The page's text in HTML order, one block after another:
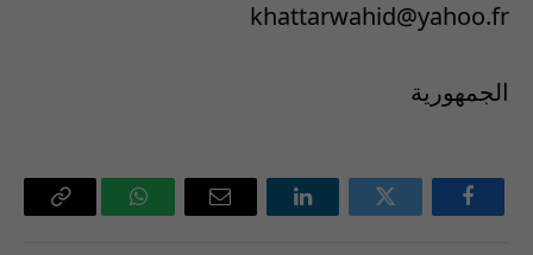
khattarwahid@yahoo.fr
الجمهورية
فيسبوك تويتر لينكدإن
البريد
واتساب Copy